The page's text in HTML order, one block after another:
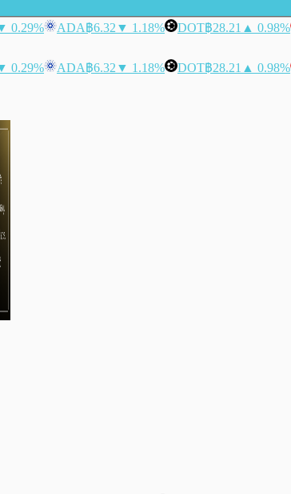
0.29% ADA฿6.32 ▼ 1.18% DOT฿28.21 ▲ 0.98%
0.29% ADA฿6.32 ▼ 1.18% DOT฿28.21 ▲ 0.98%